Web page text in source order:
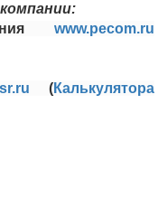
www.pecom.ru
(Калькулятора